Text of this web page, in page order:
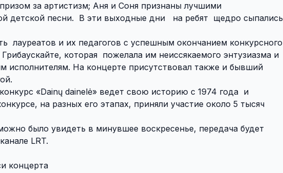
за артистизм; Аня и Соня признаны лучшими
детской песни. В эти выходные дни на ребят щедро сыпались
лауреатов и их педагогов с успешным окончанием конкурсного
которая пожелала им неиссякаемого энтузиазма и
На концерте присутствовал также и бывший
«Dainų dainelė» ведет свою историю с 1974 года и
на разных его этапах, приняли участие около 5 тысяч
было увидеть в минувшее воскресенье, передача будет
LRT.
концерта